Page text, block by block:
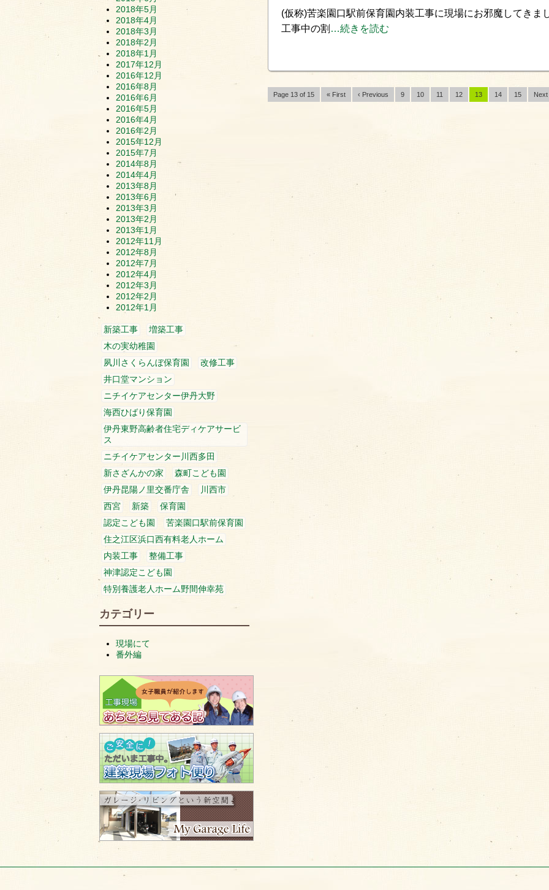
(仮称)苦楽園口駅前保育園内装工事に現場にお邪魔してきま
工事中の割 …続きを読む
Page 13 of 15 « First ‹ Previous 9 10 11 12 13 14 15 Next
2018年5月
2018年4月
2018年3月
2018年2月
2018年1月
2017年12月
2016年12月
2016年8月
2016年6月
2016年5月
2016年4月
2016年2月
2015年12月
2015年7月
2014年8月
2014年4月
2013年8月
2013年6月
2013年3月
2013年2月
2013年1月
2012年11月
2012年8月
2012年7月
2012年4月
2012年3月
2012年2月
2012年1月
新築工事
増築工事
木の実幼稚園
夙川さくらんぼ保育園
改修工事
井口堂マンション
ニチイケアセンター伊丹大野
海西ひばり保育園
伊丹東野高齢者住宅ディケアサービ
ス
ニチイケアセンター川西多田
新さざんかの家
森町こども園
伊丹昆陽ノ里交番庁舎
川西市
西宮
新築
保育園
認定こども園
苦楽園口駅前保育園
住之江区浜口西有料老人ホーム
内装工事
整備工事
神津認定こども園
特別養護老人ホーム野間伸幸苑
カテゴリー
現場にて
番外編